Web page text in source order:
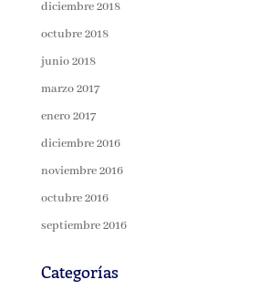
diciembre 2018
octubre 2018
junio 2018
marzo 2017
enero 2017
diciembre 2016
noviembre 2016
octubre 2016
septiembre 2016
Categorías